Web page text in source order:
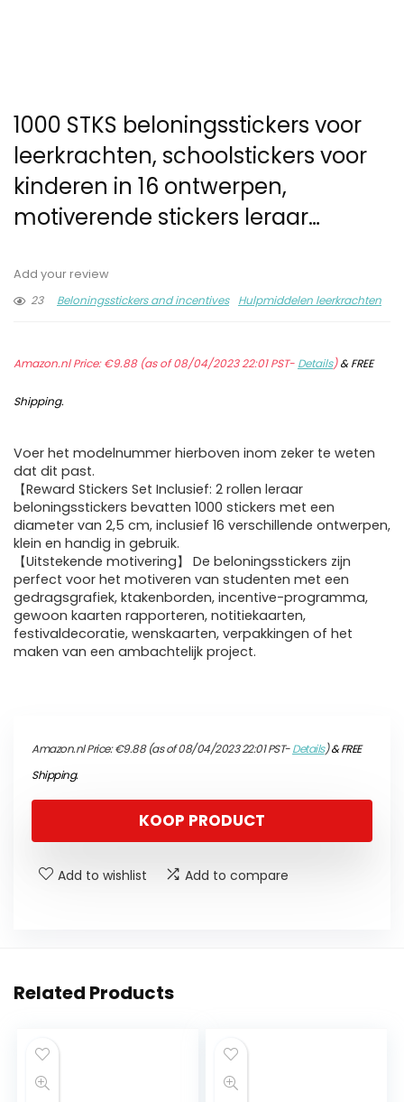
1000 STKS beloningsstickers voor
leerkrachten, schoolstickers voor
kinderen in 16 ontwerpen,
motiverende stickers leraar…
Add your review
23
Beloningsstickers and incentives Hulpmiddelen leerkrachten
Amazon.nl Price:€9.88(as of 08/04/2023 22:01 PST- Details)&FREE
Shipping.
Voer het modelnummer hierboven inom zeker te weten
dat dit past.
【Reward Stickers Set Inclusief: 2 rollen leraar
beloningsstickers bevatten 1000 stickers met een
diameter van 2,5 cm, inclusief 16 verschillende ontwerpen,
klein en handig in gebruik.
【Uitstekende motivering】 De beloningsstickers zijn
perfect voor het motiveren van studenten met een
gedragsgrafiek, ktakenborden, incentive-programma,
gewoon kaarten rapporteren, notitiekaarten,
festivaldecoratie, wenskaarten, verpakkingen of het
maken van een ambachtelijk project.
Amazon.nl Price:€9.88(as of 08/04/2023 22:01 PST-Details)&FREE
Shipping.
KOOP PRODUCT
Add to wishlist Add to compare
Related Products